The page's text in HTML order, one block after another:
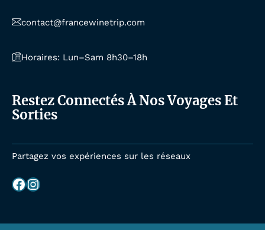
contact@francewinetrip.com
Horaires: Lun–Sam 8h30–18h
Restez Connectés À Nos Voyages Et
Sorties
Partagez vos expériences sur les réseaux
Facebook Instagram